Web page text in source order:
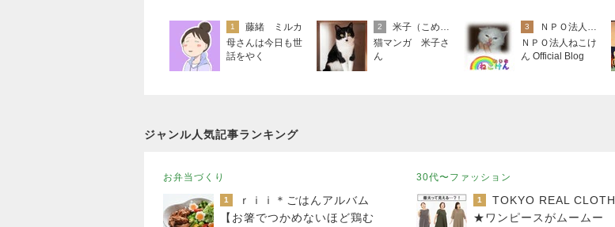
1
藤緒 ミルカ
母さんは今日も世
話をやく
2
米子（こめこ）
猫マンガ 米子さ
ん
3
ＮＰＯ法人ねこけん
ＮＰＯ法人ねこけ
ん Official Blog
ジャンル人気記事ランキング
お弁当づくり
1
ｒｉｉ＊ごはんアルバム
【お箸でつかめないほど鶏む
30代〜ファッション
1
★ワンピースがムームー